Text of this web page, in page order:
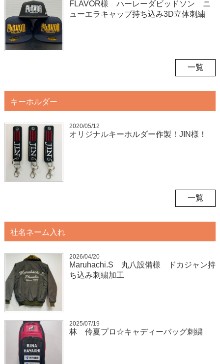
FLAVOR様 ハーレーダビッドソン ニ
ューエラキャップ持ち込み3D立体刺繍
一覧
キーホルダー
2020/05/12
オリジナルキーホルダー作製！JIN様！
一覧
社名ネーム入れ
2026/04/20
Maruhachi.S 丸八設備様 ドカジャン持
ち込み刺繍加工
2025/07/19
林 伶夏プロ☆キャディーバッグ刺繍